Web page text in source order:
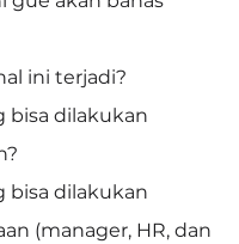
ini terjadi?
bisa dilakukan
bisa dilakukan
(manager, HR, dan